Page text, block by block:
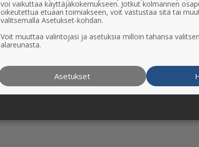
voi vaikuttaa käyttäjäkokemukseen. Jotkut kolmannen
oikeutettua etuaan toimiakseen, voit vastustaa sitä tai
valitsemalla Asetukset-kohdan.
Voit muuttaa valintojasi ja asetuksia milloin tahansa
alareunasta.
Asetukset